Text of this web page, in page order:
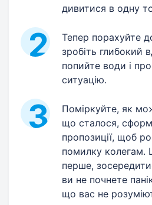
дивитися в одну
Тепер порахуйте
зробіть глибокий
попийте води і
ситуацію.
Поміркуйте, як
що сталося,
пропозиції, щоб
помилку
перше,
ви не почнете
що вас не